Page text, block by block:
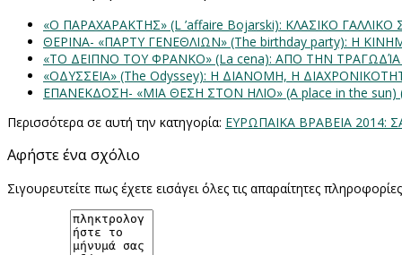
«Ο ΠΑΡΑΧΑΡΑΚΤΗΣ» (L ’affaire Bojarski): ΚΛΑΣΙΚΟ ΓΑΛΛΙΚΟ
ΘΕΡΙΝΑ- «ΠΑΡΤΥ ΓΕΝΕΘΛΙΩΝ» (The birthday party): H
«ΤΟ ΔΕΙΠΝΟ ΤΟΥ ΦΡΑΝΚΟ» (La cena): ΑΠΟ ΤΗΝ
«ΟΔΥΣΣΕΙΑ» (The Odyssey): Η ΔΙΑΝΟΜΗ, Η
ΕΠΑΝΕΚΔΟΣΗ- «ΜΙΑ ΘΕΣΗ ΣΤΟΝ ΗΛΙΟ» (Α place in the
Περισσότερα σε αυτή την κατηγορία: ΕΥΡΩΠΑΙΚΑ ΒΡΑΒΕΙΑ 2014:
Αφήστε ένα σχόλιο
Σιγουρευτείτε πως έχετε εισάγει όλες τις απαραίτητες